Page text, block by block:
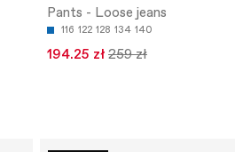
Pants - Loose jeans
116 122 128 134 140
194.25 zł 259 zł